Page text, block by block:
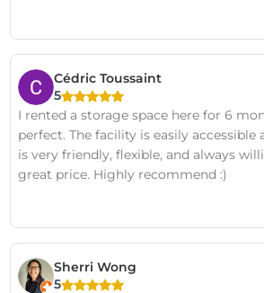
Cédric Toussaint
5
I rented a storage space here for 6
perfect. The facility is easily accessible
is very friendly, flexible, and always
great price. Highly recommend :)
Sherri Wong
5